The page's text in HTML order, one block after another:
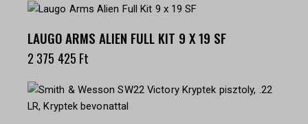
LAUGO ARMS ALIEN FULL KIT 9 X 19 SF
2 375 425 Ft